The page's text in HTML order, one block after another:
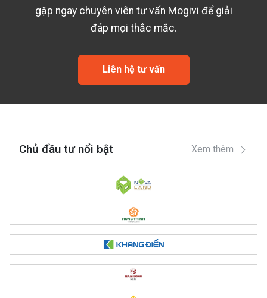
gặp ngay chuyên viên tư vấn Mogivi để giải
đáp mọi thắc mắc.
Liên hệ tư vấn
Chủ đầu tư nổi bật Xem thêm